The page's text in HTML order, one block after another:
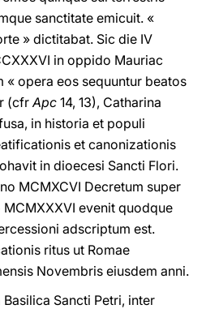
sanctitate emicuit. «
» dictitabat. Sic die IV
in oppido Mauriac
opera eos sequuntur beatos
(cfrApc 14, 13), Catharina
in historia et populi
et canonizationis
in dioecesi Sancti Flori.
MCMXCVI Decretum super
evenit quodque
adscriptum est.
ritus ut Romae
Novembris eiusdem anni.
Sancti Petri, inter